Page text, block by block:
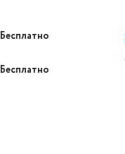
Бесплатно
Бесплатно